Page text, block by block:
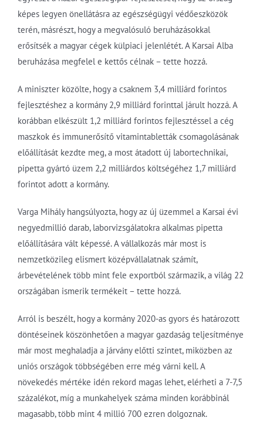
képes legyen önellátásra az egészségügyi védőeszközök
terén, másrészt, hogy a megvalósuló beruházásokkal
erősítsék a magyar cégek külpiaci jelenlétét. A Karsai Alba
beruházása megfelel e kettős célnak – tette hozzá.
A miniszter közölte, hogy a csaknem 3,4 milliárd forintos
fejlesztéshez a kormány 2,9 milliárd forinttal járult hozzá. A
korábban elkészült 1,2 milliárd forintos fejlesztéssel a cég
maszkok és immunerősítő vitamintabletták csomagolásának
előállítását kezdte meg, a most átadott új labortechnikai,
pipetta gyártó üzem 2,2 milliárdos költségéhez 1,7 milliárd
forintot adott a kormány.
Varga Mihály hangsúlyozta, hogy az új üzemmel a Karsai évi
negyedmillió darab, laborvizsgálatokra alkalmas pipetta
előállítására vált képessé. A vállalkozás már most is
nemzetközileg elismert középvállalatnak számít,
árbevételének több mint fele exportból származik, a világ 22
országában ismerik termékeit – tette hozzá.
Arról is beszélt, hogy a kormány 2020-as gyors és határozott
döntéseinek köszönhetően a magyar gazdaság teljesítménye
már most meghaladja a járvány előtti szintet, miközben az
uniós országok többségében erre még várni kell. A
növekedés mértéke idén rekord magas lehet, elérheti a 7-7,5
százalékot, míg a munkahelyek száma minden korábbinál
magasabb, több mint 4 millió 700 ezren dolgoznak.